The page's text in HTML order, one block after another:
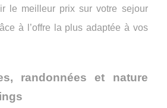
le meilleur prix sur votre sejour
à l’offre la plus adaptée à vos
randonnées et nature